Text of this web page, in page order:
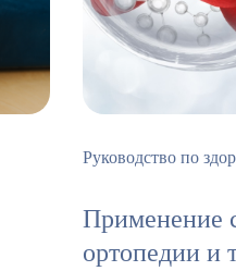
Руководство по
Применение
ортопедии и